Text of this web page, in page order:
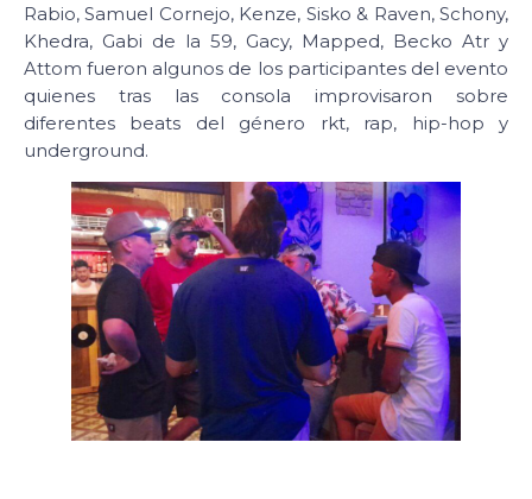
Rabio, Samuel Cornejo, Kenze, Sisko & Raven, Schony,
Khedra, Gabi de la 59, Gacy, Mapped, Becko Atr y
Attom fueron algunos de los participantes del evento
quienes tras las consola improvisaron sobre
diferentes beats del género rkt, rap, hip-hop y
underground.